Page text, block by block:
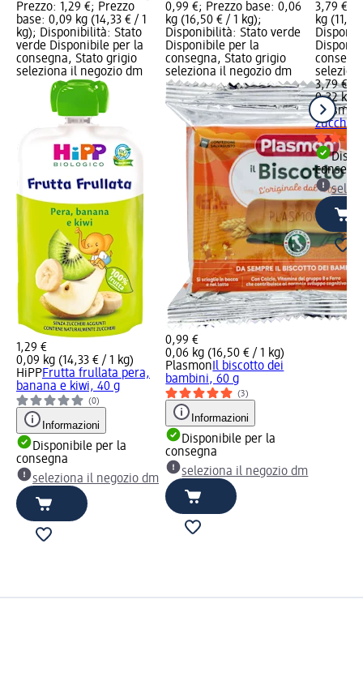
Prezzo: 1,29 €; Prezzo
base: 0,09 kg (14,33 € / 1
kg); Disponibilità: Stato
verde Disponibile per la
consegna, Stato grigio
seleziona il negozio dm
1,29 €
0,09 kg (14,33 € / 1 kg)
HiPPFrutta frullata pera,
banana e kiwi, 40 g
(0)
Informazioni
Disponibile per la
consegna
seleziona il negozio dm
0,99 €; Prezzo base: 0,06
kg (16,50 € / 1 kg);
Disponibilità: Stato verde
Disponibile per la
consegna, Stato grigio
seleziona il negozio dm
0,99 €
0,06 kg (16,50 € / 1 kg)
Plasmon Il biscotto dei
bambini, 60 g
(3)
Informazioni
Disponibile per la
consegna
seleziona il negozio dm
3,79 €;
kg
3,79 €
0,32 kg
Plasmon